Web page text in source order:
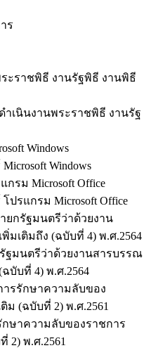
ร
ะราชพิธี งานรัฐพิธี งานพิธี
เนินงานพระราชพิธี งานรัฐ
Windows
Windows
รม Microsoft Office
รแกรม Microsoft Office
ยกรัฐมนตรีว่าด้วยงาน
มเติมถึง (ฉบับที่ 4) พ.ศ.2564
ฐมนตรีว่าด้วยงานสารบรรณ
บับที่ 4) พ.ศ.2564
ารรักษาความลับของ
ม (ฉบับที่ 2) พ.ศ.2561
กษาความลับของราชการ
2) พ.ศ.2561